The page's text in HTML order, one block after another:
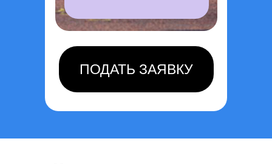
ПОДАТЬ ЗАЯВКУ